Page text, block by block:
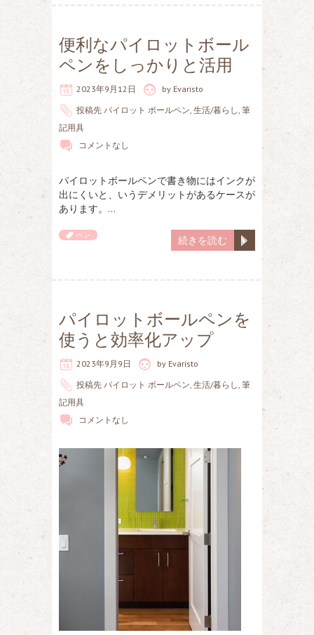
便利なパイロットボール
ペンをしっかりと活用
2023年9月12日 by Evaristo
投稿先 パイロット ボールペン 生活/暮らし 筆
記用具
コメントなし
パイロットボールペンで書き物にはインクが
出にくいと、いうデメリットがあるケースが
あります。…
続きを読む
ペン
パイロットボールペンを
使うと効率化アップ
2023年9月9日 by Evaristo
投稿先 パイロット ボールペン 生活/暮らし 筆
記用具
コメントなし